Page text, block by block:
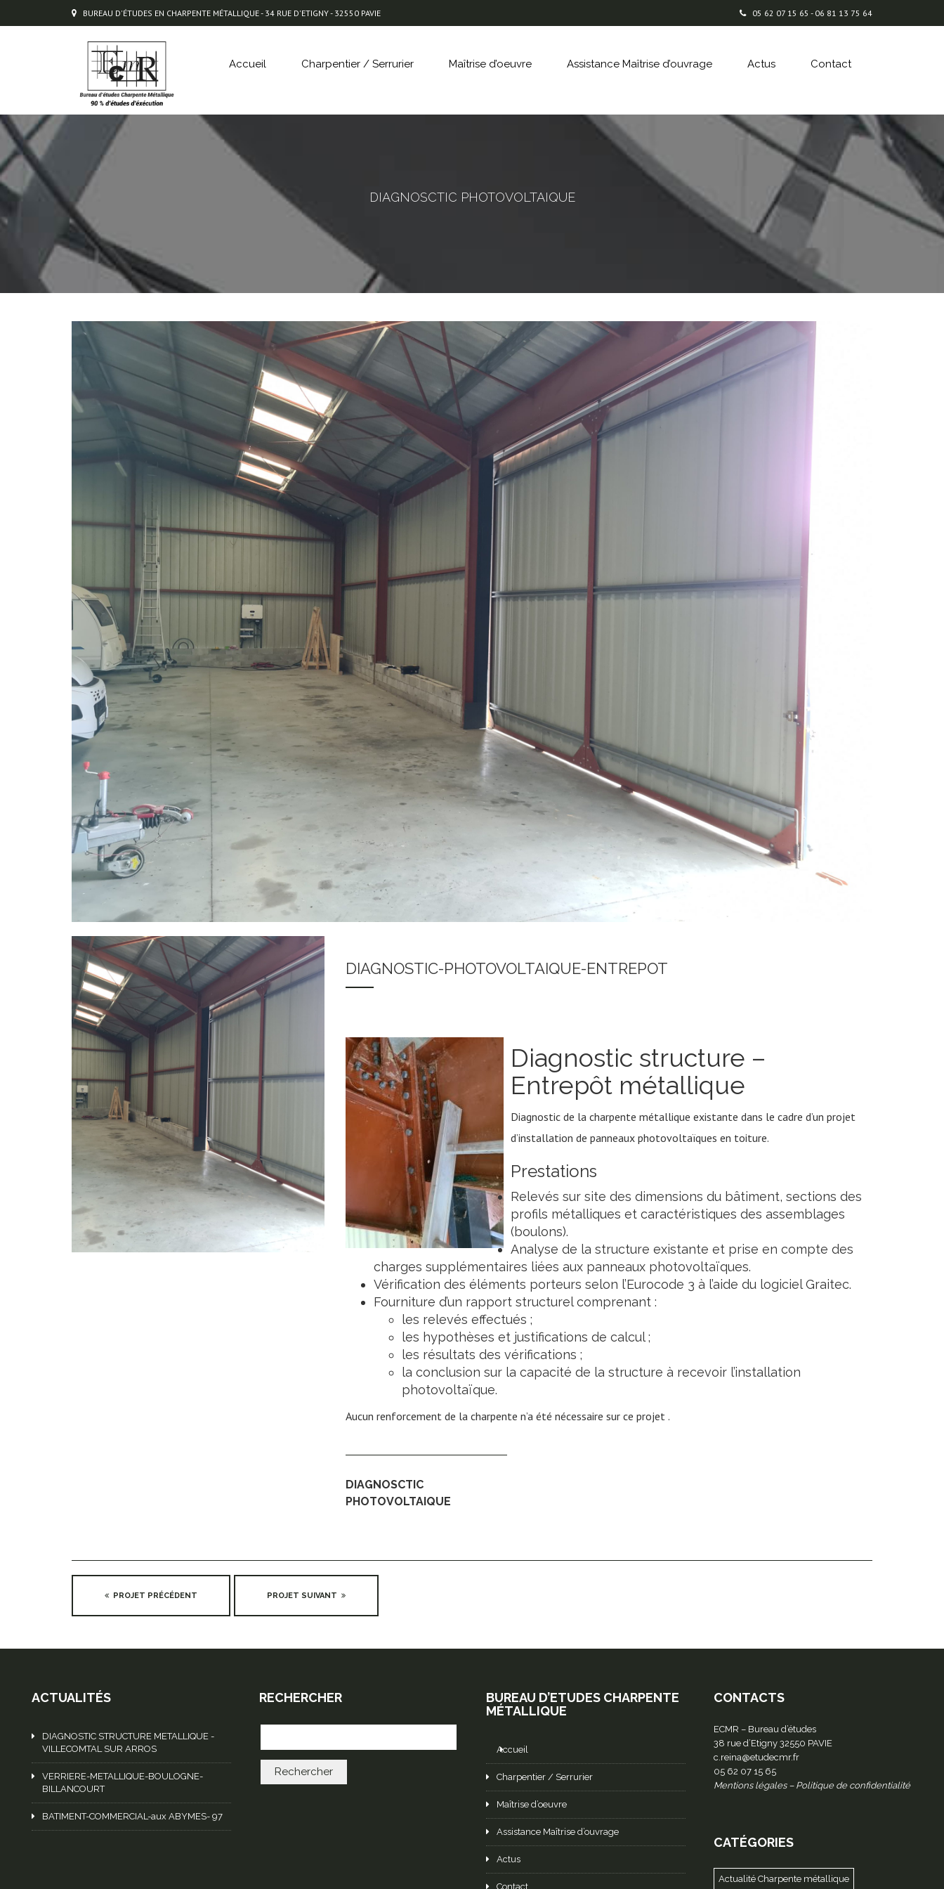
BUREAU D'ÉTUDES EN CHARPENTE MÉTALLIQUE - 34 RUE D'ETIGNY - 32550 PAVIE 05 62 07 15 65 - 06 81 13 75 64
Accueil Charpentier / Serrurier Maîtrise d’oeuvre Assistance Maîtrise d’ouvrage Actus Contact
DIAGNOSCTIC PHOTOVOLTAIQUE
DIAGNOSTIC-PHOTOVOLTAIQUE-ENTREPOT
Diagnostic structure –
Entrepôt métallique
Diagnostic de la charpente métallique existante dans le cadre d’un projet
d’installation de panneaux photovoltaïques en toiture.
Prestations
Relevés sur site des dimensions du bâtiment, sections des
profils métalliques et caractéristiques des assemblages
(boulons).
Analyse de la structure existante et prise en compte des
charges supplémentaires liées aux panneaux photovoltaïques.
Vérification des éléments porteurs selon l’Eurocode 3 à l’aide du logiciel Graitec.
Fourniture d’un rapport structurel comprenant :
les relevés effectués ;
les hypothèses et justifications de calcul ;
les résultats des vérifications ;
la conclusion sur la capacité de la structure à recevoir l’installation
photovoltaïque.
Aucun renforcement de la charpente n’a été nécessaire sur ce projet .
DIAGNOSCTIC
PHOTOVOLTAIQUE
PROJET PRÉCÉDENT PROJET SUIVANT
ACTUALITÉS
DIAGNOSTIC STRUCTURE METALLIQUE -
VILLECOMTAL SUR ARROS
VERRIERE-METALLIQUE-BOULOGNE-
BILLANCOURT
BATIMENT-COMMERCIAL-aux ABYMES- 97
RECHERCHER
BUREAU D’ETUDES CHARPENTE
MÉTALLIQUE
Accueil
Charpentier / Serrurier
Maîtrise d’oeuvre
Assistance Maîtrise d’ouvrage
Actus
Contact
CONTACTS
ECMR – Bureau d’études
38 rue d’Etigny 32550 PAVIE
c.reina@etudecmr.fr
05 62 07 15 65
Mentions légales– Politique de confidentialité
CATÉGORIES
Actualité Charpente métallique